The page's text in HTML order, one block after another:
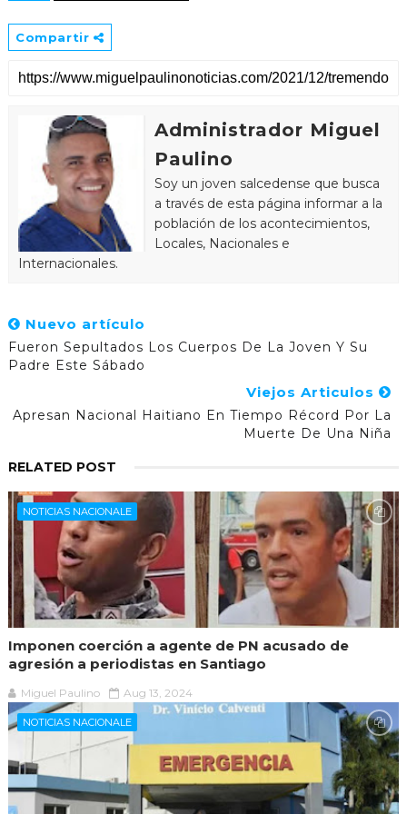
Compartir
Administrador Miguel
Paulino
Soy un joven salcedense que busca
a través de esta página informar a la
población de los acontecimientos,
Locales, Nacionales e
Internacionales.
Nuevo artículo
Fueron Sepultados Los Cuerpos De La Joven Y Su
Padre Este Sábado
Viejos Articulos
Apresan Nacional Haitiano En Tiempo Récord Por La
Muerte De Una Niña
RELATED POST
NOTICIAS NACIONALE
Imponen coerción a agente de PN acusado de
agresión a periodistas en Santiago
Miguel Paulino Aug 13, 2024
NOTICIAS NACIONALE